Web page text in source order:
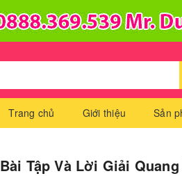
Trang chủ Giới thiệu Sản
Bài Tập Và Lời Giải